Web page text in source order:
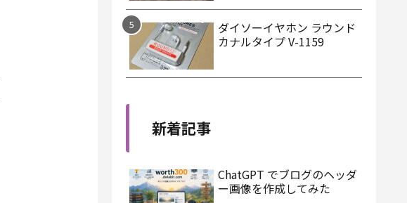
ダイソーイヤホン ラウンド
カナルタイプ V-1159
新着記事
ChatGPT でブログのヘッダ
ー画像を作成してみた